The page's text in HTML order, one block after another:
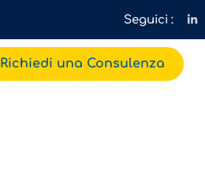
Seguici :
Richiedi una Consulenza